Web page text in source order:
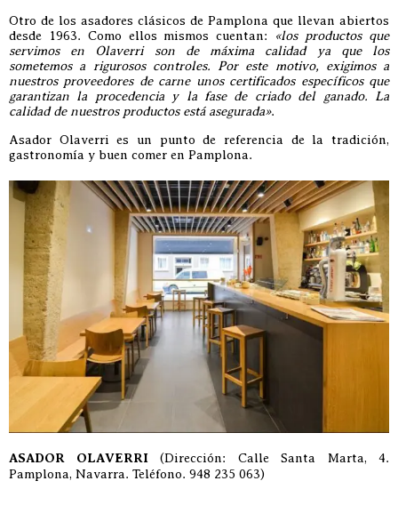
Otro de los asadores clásicos de Pamplona que llevan abiertos
desde 1963. Como ellos mismos cuentan:
«los productos que
servimos en Olaverri son de máxima calidad ya que los
sometemos a rigurosos controles. Por este motivo, exigimos a
nuestros proveedores de carne unos certificados específicos que
garantizan la procedencia y la fase de criado del ganado. La
calidad de nuestros productos está asegurada».
Asador Olaverri es un punto de referencia de la tradición,
gastronomía y buen comer en Pamplona.
ASADOR OLAVERRI (Dirección: Calle Santa Marta, 4.
Pamplona, Navarra. Teléfono. 948 235 063)